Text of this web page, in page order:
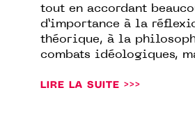
tout en accordant
d’importance à la
théorique, à la
combats idéologiques,
LIRE LA SUITE >>>